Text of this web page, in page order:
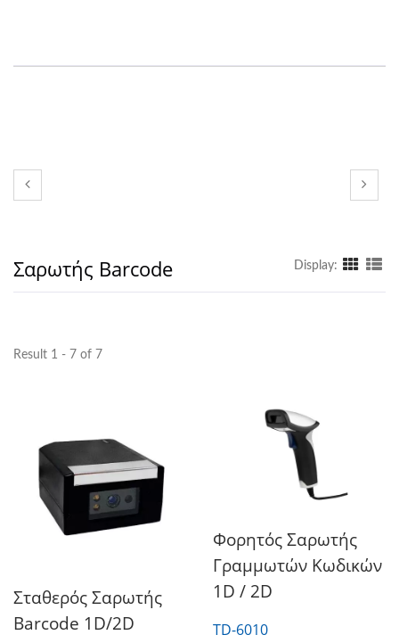
Σαρωτής Barcode Display:
Result 1 - 7 of 7
Σταθερός Σαρωτής
Barcode 1D/2D
Φορητός Σαρωτής
Γραμμωτών Κωδικών
1D / 2D
TD-6010